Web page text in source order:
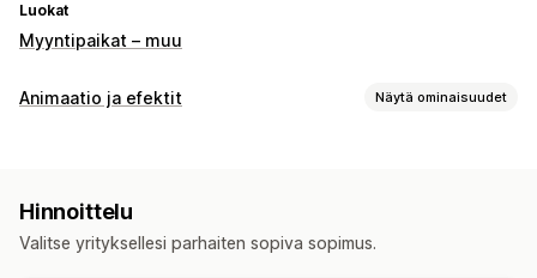
Luokat
Myyntipaikat – muu
Animaatio ja efektit Näytä ominaisuudet
Sivukohtaiset efektit
Hinnoittelu
Valitse yrityksellesi parhaiten sopiva sopimus.